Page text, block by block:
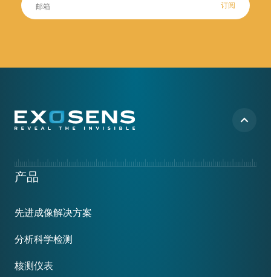
订阅
Footer
产品
先进成像解决方案
分析科学检测
核测仪表